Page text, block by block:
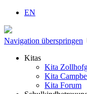
EN
Navigation überspringen
Kitas
Kita
Kita
Kita Forum